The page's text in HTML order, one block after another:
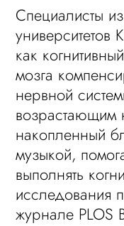
Специалисты
университетов
как
мозга
нервной
накопленный
музыкой,
выполнять
исследования
журнале PLOS